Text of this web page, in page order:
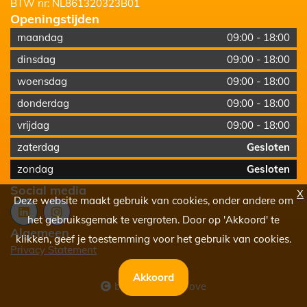
BTW nr: NL861320323B01
Openingstijden
maandag 09:00 - 18:00
dinsdag
09:00 - 18:00
woensdag
09:00 - 18:00
donderdag
09:00 - 18:00
vrijdag
09:00 - 18:00
zaterdag
Gesloten
zondag
Gesloten
Social media
Algemeen
Privacy Statement
by The Next Moove
Deze website maakt gebruik van cookies, onder andere om
het gebruiksgemak te vergroten. Door op 'Akkoord' te
klikken, geef je toestemming voor het gebruik van cookies.
Akkoord
X